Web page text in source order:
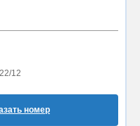
12
номер